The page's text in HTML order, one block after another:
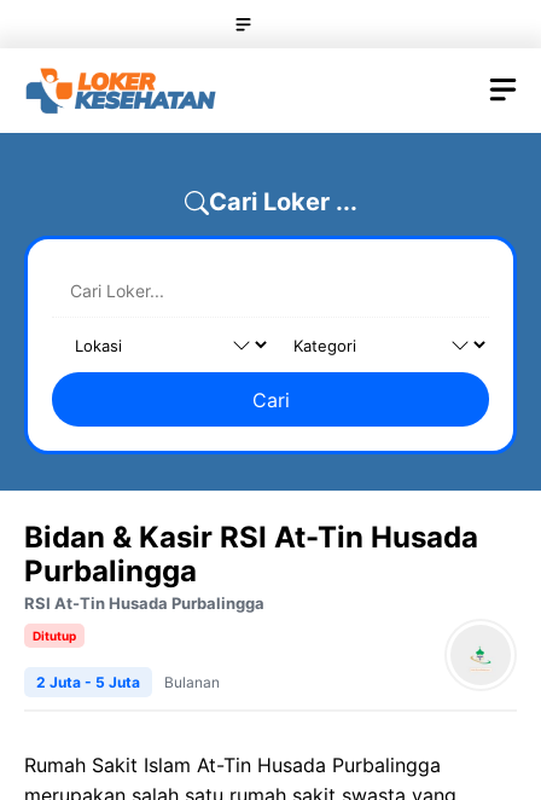
content
Cari Loker ...
Cari
Bidan & Kasir RSI At-Tin Husada
Purbalingga
RSI At-Tin Husada Purbalingga
Ditutup
2 Juta - 5 Juta Bulanan
Rumah Sakit Islam At-Tin Husada Purbalingga
merupakan salah satu rumah sakit swasta yang